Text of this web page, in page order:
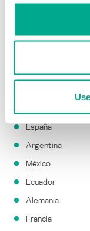
La lista completa es
dominios de
los países con
España
Argentina
México
Ecuador
Alemania
Francia